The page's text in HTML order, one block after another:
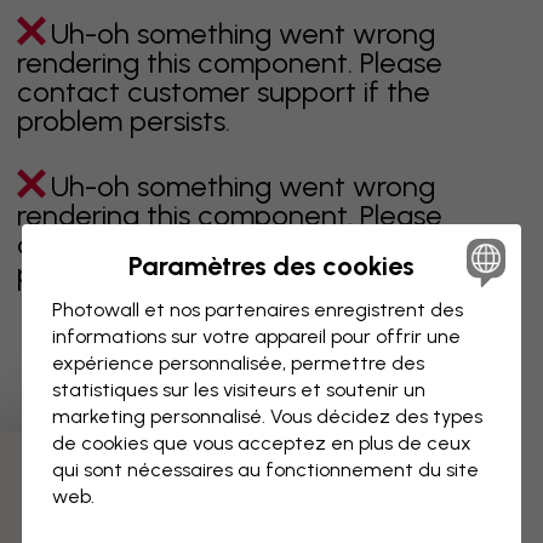
Uh-oh something went wrong
rendering this component. Please
contact customer support if the
problem persists.
Uh-oh something went wrong
rendering this component. Please
contact customer support if the
problem persists.
Page 1 sur 3 pages
Découvrez plus de catégories
Paramètres des cookies
Photowall et nos partenaires enregistrent des
informations sur votre appareil pour offrir une
expérience personnalisée, permettre des
statistiques sur les visiteurs et soutenir un
marketing personnalisé. Vous décidez des types
de cookies que vous acceptez en plus de ceux
qui sont nécessaires au fonctionnement du site
web.